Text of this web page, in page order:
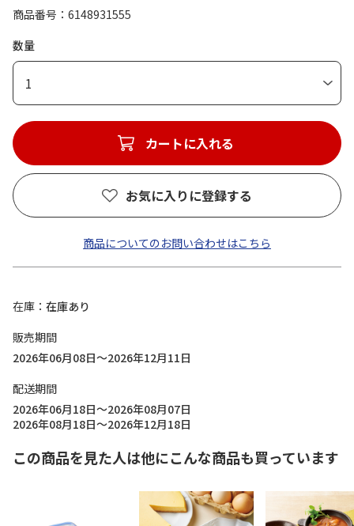
商品番号
6148931555
数量
1
カートに入れる
お気に入りに登録する
商品についてのお問い合わせはこちら
在庫
在庫あり
販売期間
2026年06月08日～2026年12月11日
配送期間
2026年06月18日～2026年08月07日
2026年08月18日～2026年12月18日
この商品を見た人は他にこんな商品も買っています